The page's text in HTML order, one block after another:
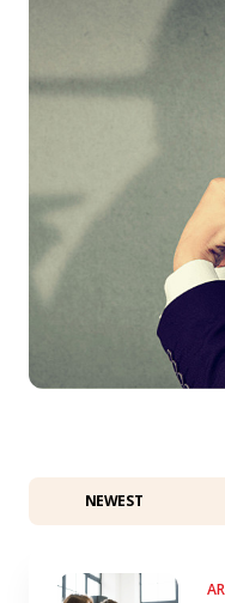
NEWEST